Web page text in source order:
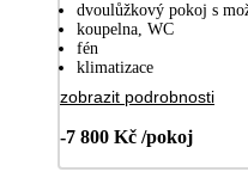
dvoulůžkový pokoj s
koupelna, WC
fén
klimatizace
zobrazit podrobnosti
-7 800 Kč /pokoj